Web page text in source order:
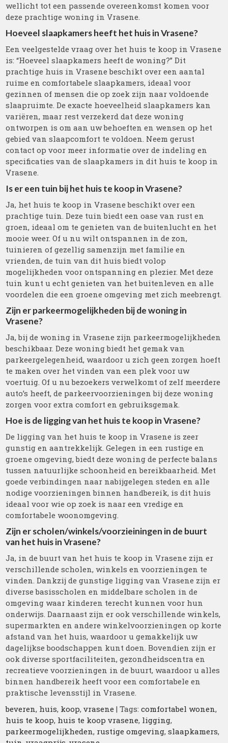
wellicht tot een passende overeenkomst komen voor
deze prachtige woning in Vrasene.
Hoeveel slaapkamers heeft het huis in Vrasene?
Een veelgestelde vraag over het huis te koop in Vrasene
is: “Hoeveel slaapkamers heeft de woning?” Dit
prachtige huis in Vrasene beschikt over een aantal
ruime en comfortabele slaapkamers, ideaal voor
gezinnen of mensen die op zoek zijn naar voldoende
slaapruimte. De exacte hoeveelheid slaapkamers kan
variëren, maar rest verzekerd dat deze woning
ontworpen is om aan uw behoeften en wensen op het
gebied van slaapcomfort te voldoen. Neem gerust
contact op voor meer informatie over de indeling en
specificaties van de slaapkamers in dit huis te koop in
Vrasene.
Is er een tuin bij het huis te koop in Vrasene?
Ja, het huis te koop in Vrasene beschikt over een
prachtige tuin. Deze tuin biedt een oase van rust en
groen, ideaal om te genieten van de buitenlucht en het
mooie weer. Of u nu wilt ontspannen in de zon,
tuinieren of gezellig samenzijn met familie en
vrienden, de tuin van dit huis biedt volop
mogelijkheden voor ontspanning en plezier. Met deze
tuin kunt u echt genieten van het buitenleven en alle
voordelen die een groene omgeving met zich meebrengt.
Zijn er parkeermogelijkheden bij de woning in
Vrasene?
Ja, bij de woning in Vrasene zijn parkeermogelijkheden
beschikbaar. Deze woning biedt het gemak van
parkeergelegenheid, waardoor u zich geen zorgen hoeft
te maken over het vinden van een plek voor uw
voertuig. Of u nu bezoekers verwelkomt of zelf meerdere
auto’s heeft, de parkeervoorzieningen bij deze woning
zorgen voor extra comfort en gebruiksgemak.
Hoe is de ligging van het huis te koop in Vrasene?
De ligging van het huis te koop in Vrasene is zeer
gunstig en aantrekkelijk. Gelegen in een rustige en
groene omgeving, biedt deze woning de perfecte balans
tussen natuurlijke schoonheid en bereikbaarheid. Met
goede verbindingen naar nabijgelegen steden en alle
nodige voorzieningen binnen handbereik, is dit huis
ideaal voor wie op zoek is naar een vredige en
comfortabele woonomgeving.
Zijn er scholen/winkels/voorzieiningen in de buurt
van het huis in Vrasene?
Ja, in de buurt van het huis te koop in Vrasene zijn er
verschillende scholen, winkels en voorzieningen te
vinden. Dankzij de gunstige ligging van Vrasene zijn er
diverse basisscholen en middelbare scholen in de
omgeving waar kinderen terecht kunnen voor hun
onderwijs. Daarnaast zijn er ook verschillende winkels,
supermarkten en andere winkelvoorzieningen op korte
afstand van het huis, waardoor u gemakkelijk uw
dagelijkse boodschappen kunt doen. Bovendien zijn er
ook diverse sportfaciliteiten, gezondheidscentra en
recreatieve voorzieningen in de buurt, waardoor u alles
binnen handbereik heeft voor een comfortabele en
praktische levensstijl in Vrasene.
beveren, huis, koop,vrasene | Tags:comfortabel wonen,
huis te koop, huis te koop vrasene, ligging,
parkeermogelijkheden, rustige omgeving,slaapkamers,